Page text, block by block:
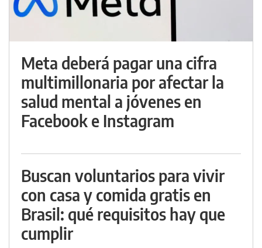
Meta deberá pagar una cifra
multimillonaria por afectar la
salud mental a jóvenes en
Facebook e Instagram
Buscan voluntarios para vivir
con casa y comida gratis en
Brasil: qué requisitos hay que
cumplir